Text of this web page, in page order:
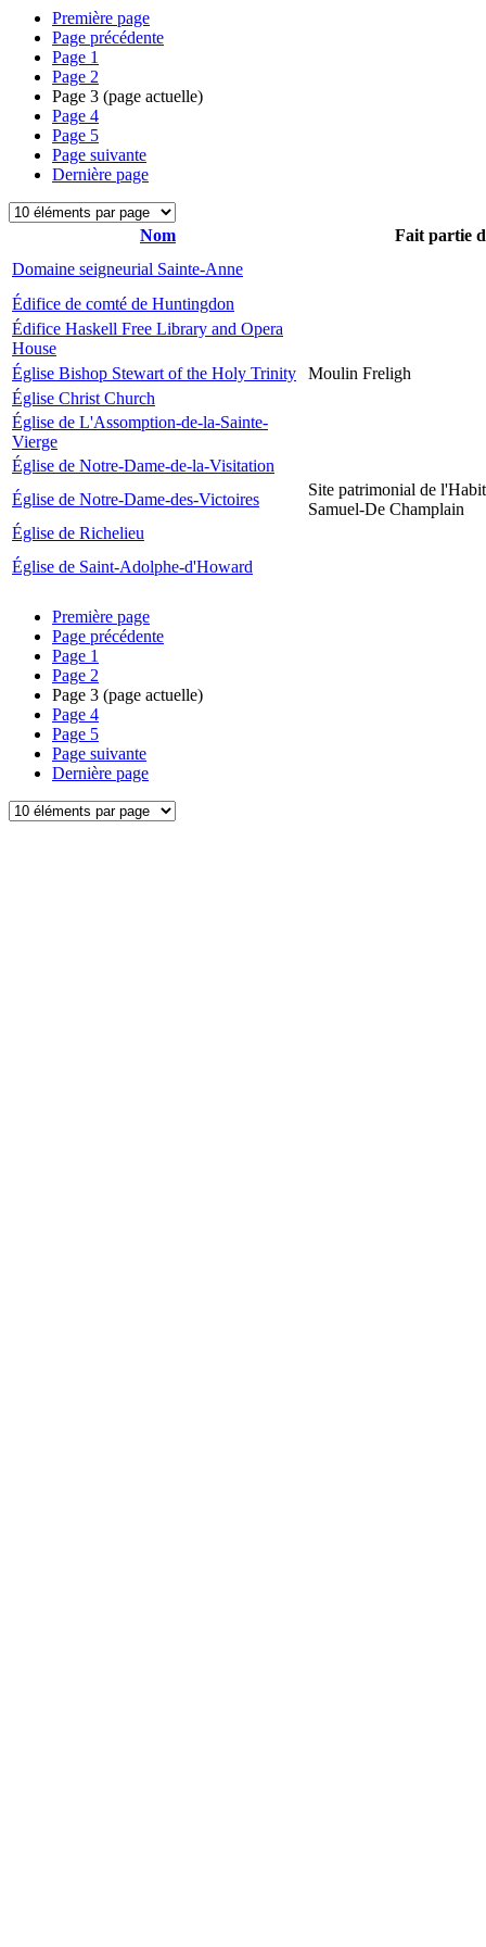
Première page
Page précédente
Page 1
Page 2
Page 3 (page actuelle)
Page 4
Page 5
Page suivante
Dernière page
Nom
Fait partie
Domaine seigneurial Sainte-Anne
Édifice de comté de Huntingdon
Édifice Haskell Free Library and Opera
House
Église Bishop Stewart of the Holy Trinity
Moulin Freligh
Église Christ Church
Église de L'Assomption-de-la-Sainte-
Vierge
Église de Notre-Dame-de-la-Visitation
Église de Notre-Dame-des-Victoires
Site patrimonial de
Samuel-De Champlain
Église de Richelieu
Église de Saint-Adolphe-d'Howard
Première page
Page précédente
Page 1
Page 2
Page 3 (page actuelle)
Page 4
Page 5
Page suivante
Dernière page